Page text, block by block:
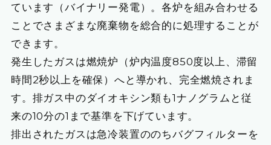
ています（バイナリー発電）。各炉を組み合わせる
ことでさまざまな廃棄物を総合的に処理することが
できます。
発生したガスは燃焼炉（炉内温度850度以上、滞留
時間2秒以上を確保）へと導かれ、完全燃焼されま
す。排ガス中のダイオキシン類も1ナノグラムと従
来の10分の1まで基準を下げています。
排出されたガスは急冷装置ののちバグフィルターを